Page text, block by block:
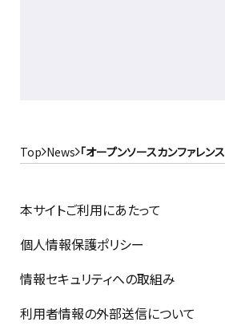
Top News 「オープンソースカンファレ
本サイトご利用にあたって
個人情報保護ポリシー
情報セキュリティへの取組み
利用者情報の外部送信について